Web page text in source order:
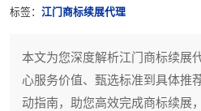
标签： 江门商标续展代理
本文为您深度解析江门商标续展
心服务价值、甄选标准到具体推
动指南，助您高效完成商标续展